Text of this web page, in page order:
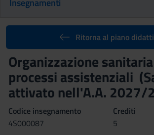
Insegnamenti
Ritorna al piano
Organizzazione
processi assistenziali
attivato nell'A.A. 2027/
Codice insegnamento
4S000087
Crediti
5